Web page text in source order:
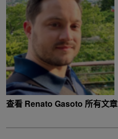
查看 Renato Gasoto 所有文章